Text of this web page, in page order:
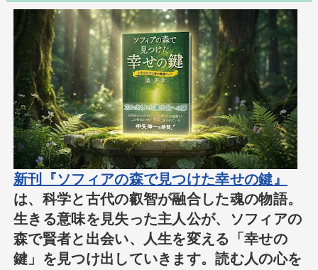
新刊『ソフィアの森で見つけた幸せの鍵』
は、科学と古代の叡智が融合した魂の物語。
生きる意味を見失った主人公が、ソフィアの
森で賢者と出会い、人生を変える「幸せの
鍵」を見つけ出していきます。読む人の心を